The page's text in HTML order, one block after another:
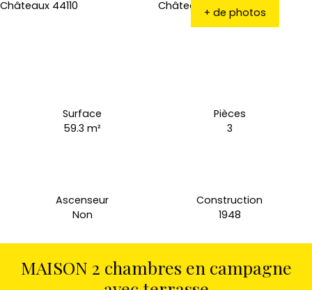
+ de photos
Surface
59.3m²
Pièces
3
Ascenseur
Non
Construction
1948
MAISON 2 chambres en campagne